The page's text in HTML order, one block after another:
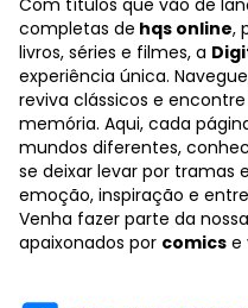
completas de hqs online,
livros, séries e filmes, a
experiência única.
reviva clássicos e
memória. Aqui, cada
mundos diferentes,
se deixar levar por tramas
emoção, inspiração e
Venha fazer parte da
apaixonados por comics e